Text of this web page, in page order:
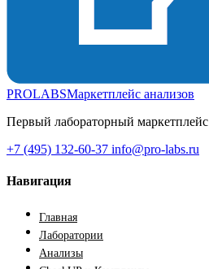
PROLABSМаркетплейс анализов
Первый лабораторный маркетплейс
+7 (495) 132-60-37 info@pro-labs.ru
Навигация
Главная
Лаборатории
Анализы